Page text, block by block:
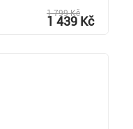
1 799 Kč
1 439 Kč